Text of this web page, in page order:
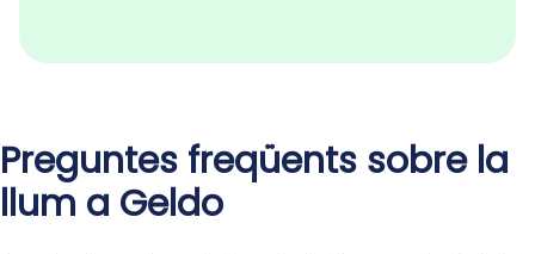
Preguntes freqüents sobre la
llum a Geldo